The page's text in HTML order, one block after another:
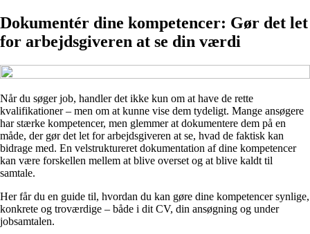
Dokumentér dine kompetencer: Gør det let
for arbejdsgiveren at se din værdi
Når du søger job, handler det ikke kun om at have de rette
kvalifikationer – men om at kunne vise dem tydeligt. Mange ansøgere
har stærke kompetencer, men glemmer at dokumentere dem på en
måde, der gør det let for arbejdsgiveren at se, hvad de faktisk kan
bidrage med. En velstruktureret dokumentation af dine kompetencer
kan være forskellen mellem at blive overset og at blive kaldt til
samtale.
Her får du en guide til, hvordan du kan gøre dine kompetencer synlige,
konkrete og troværdige – både i dit CV, din ansøgning og under
jobsamtalen.